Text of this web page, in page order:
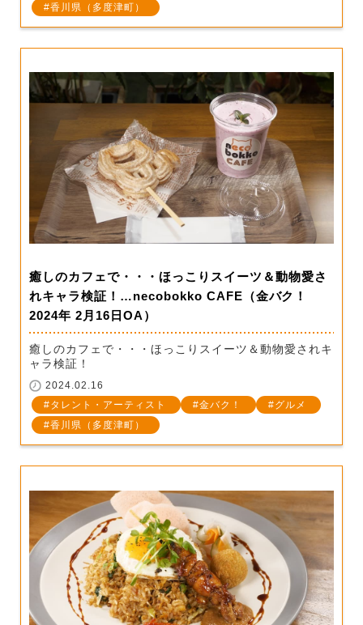
香川県（多度津町）
癒しのカフェで・・・ほっこりスイーツ＆動物愛さ
れキャラ検証！…necobokko CAFE（金バク！
2024年 2月16日OA）
癒しのカフェで・・・ほっこりスイーツ＆動物愛されキ
ャラ検証！
2024.02.16
タレント・アーティスト
金バク！
グルメ
香川県（多度津町）